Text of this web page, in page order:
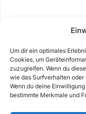
Um dir ein optimales
Cookies, um
zuzugreifen. Wenn du
wie das Surfverhalten
Wenn du deine
bestimmte Merkmale und